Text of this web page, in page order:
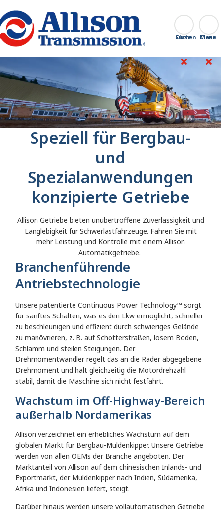
Go Home Suchen
Close
Speziell für Bergbau-
und
Spezialanwendungen
konzipierte Getriebe
Allison Getriebe bieten unübertroffene Zuverlässigkeit und
Langlebigkeit für Schwerlastfahrzeuge. Fahren Sie mit
mehr Leistung und Kontrolle mit einem Allison
Automatikgetriebe.
Branchenführende
Antriebstechnologie
Unsere patentierte Continuous Power Technology™ sorgt
für sanftes Schalten, was es den Lkw ermöglicht, schneller
zu beschleunigen und effizient durch schwieriges Gelände
zu manövrieren, z. B. auf Schotterstraßen, losem Boden,
Schlamm und steilen Steigungen. Der
Drehmomentwandler regelt das an die Räder abgegebene
Drehmoment und hält gleichzeitig die Motordrehzahl
stabil, damit die Maschine sich nicht festfährt.
Wachstum im Off-Highway-Bereich
außerhalb Nordamerikas
Allison verzeichnet ein erhebliches Wachstum auf dem
globalen Markt für Bergbau-Muldenkipper. Unsere Getriebe
werden von allen OEMs der Branche angeboten. Der
Marktanteil von Allison auf dem chinesischen Inlands- und
Exportmarkt, der Muldenkipper nach Indien, Südamerika,
Afrika und Indonesien liefert, steigt.
Darüber hinaus werden unsere vollautomatischen Getriebe